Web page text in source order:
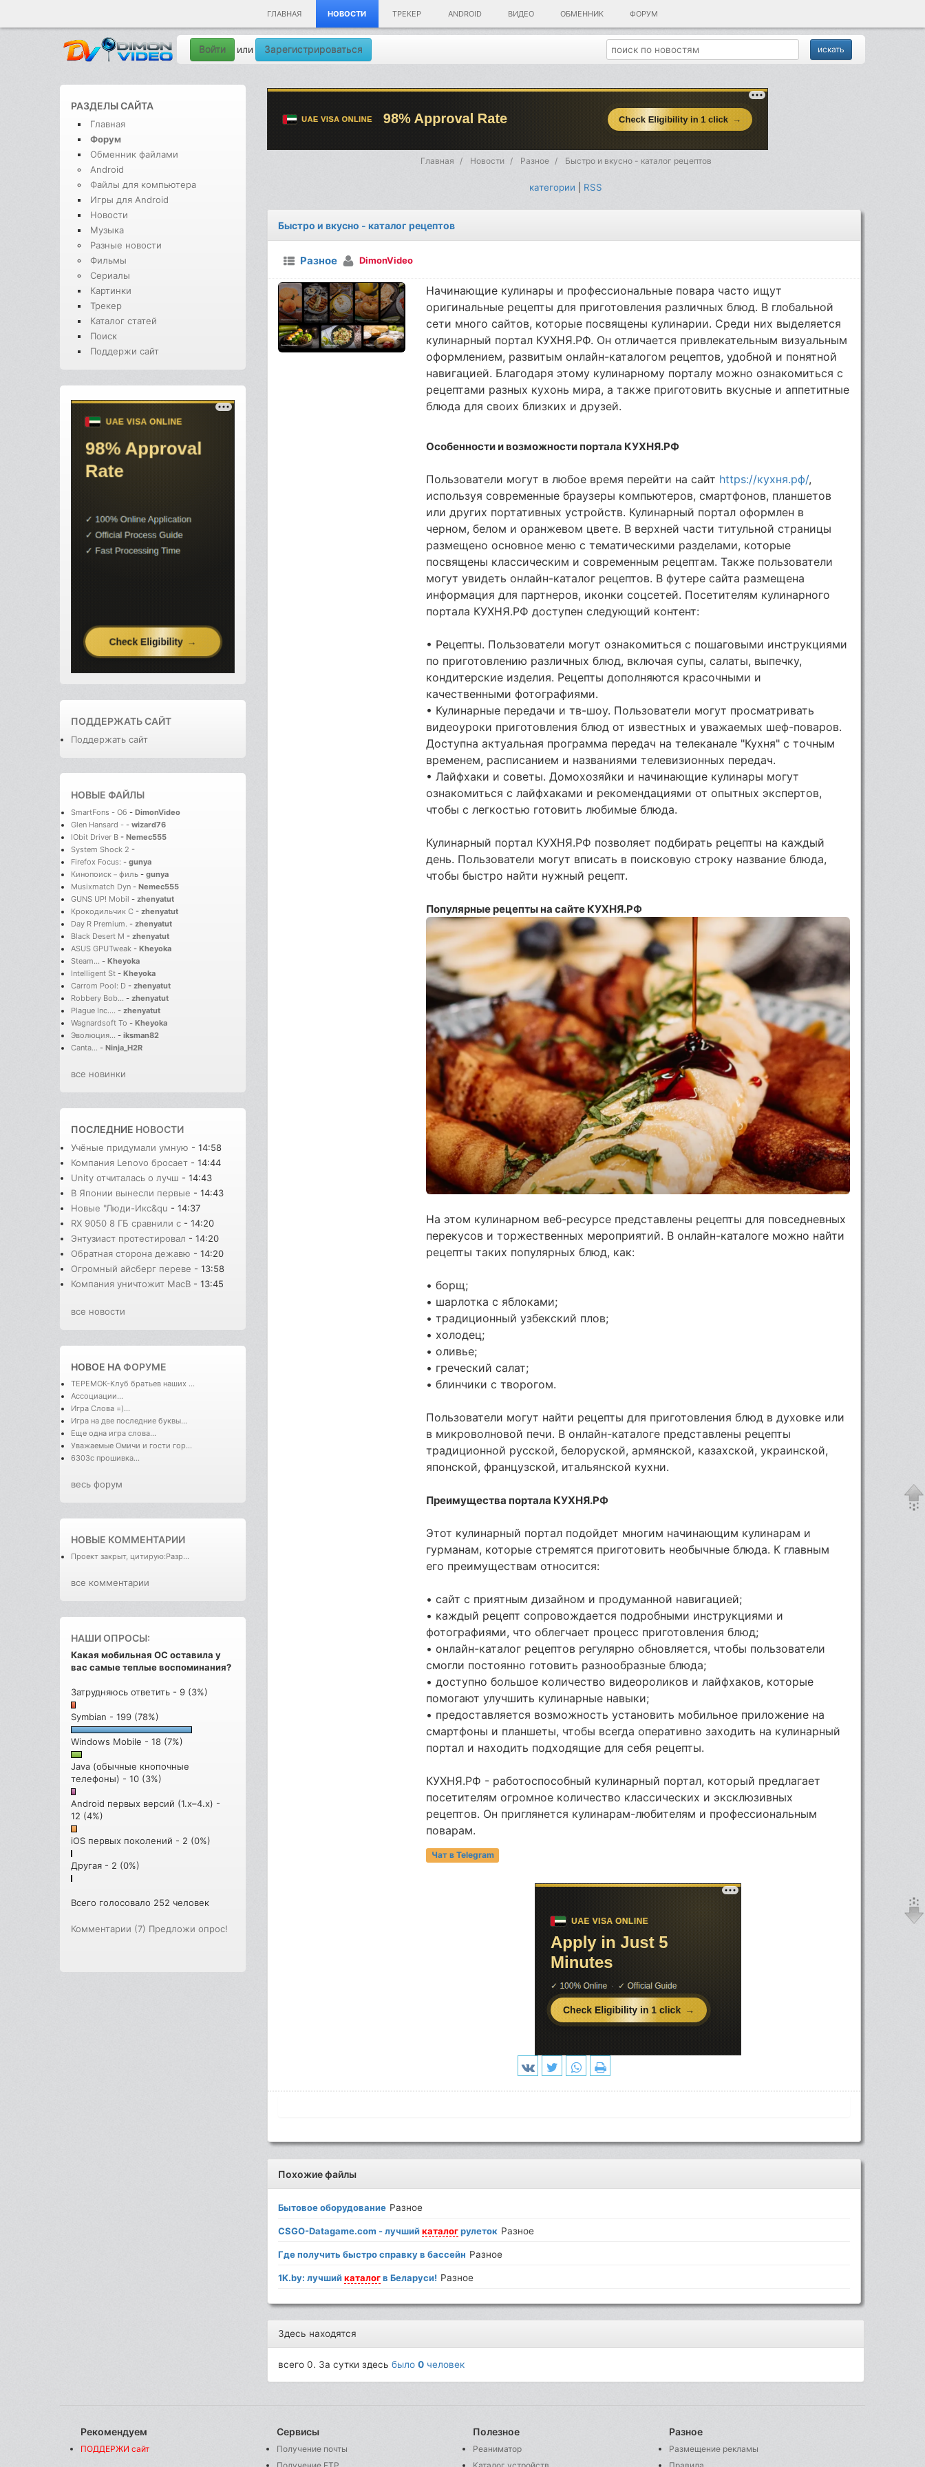
ГЛАВНАЯ НОВОСТИ ТРЕКЕР ANDROID ВИДЕО ОБМЕННИК ФОРУМ
Войти или Зарегистрироваться
РАЗДЕЛЫ САЙТА
Главная
Форум
Обменник файлами
Android
Файлы для компьютера
Игры для Android
Новости
Музыка
Разные новости
Фильмы
Сериалы
Картинки
Трекер
Каталог статей
Поиск
Поддержи сайт
ПОДДЕРЖАТЬ САЙТ
Поддержать сайт
НОВЫЕ ФАЙЛЫ
SmartFons - Об - DimonVideo
Glen Hansard - - wizard76
IObit Driver B - Nemec555
System Shock 2 -
Firefox Focus: - gunya
Кинопоиск－филь - gunya
Musixmatch Dyn - Nemec555
GUNS UP! Mobil - zhenyatut
Крокодильчик С - zhenyatut
Day R Premium. - zhenyatut
Black Desert M - zhenyatut
ASUS GPUTweak - Kheyoka
Steam... - Kheyoka
Intelligent St - Kheyoka
Carrom Pool: D - zhenyatut
Robbery Bob... - zhenyatut
Plague Inc.... - zhenyatut
Wagnardsoft To - Kheyoka
Эволюция... - iksman82
Canta... - Ninja_H2R
все новинки
ПОСЛЕДНИЕ НОВОСТИ
Учёные придумали умную - 14:58
Компания Lenovo бросает - 14:44
Unity отчиталась о лучш - 14:43
В Японии вынесли первые - 14:43
Новые "Люди-Икс&qu - 14:37
RX 9050 8 ГБ сравнили с - 14:20
Энтузиаст протестировал - 14:20
Обратная сторона дежавю - 14:20
Огромный айсберг переве - 13:58
Компания уничтожит MacB - 13:45
все новости
НОВОЕ НАФОРУМЕ
ТЕРЕМОК-Клуб братьев наших ...
Ассоциации...
Игра Слова =)...
Игра на две последние буквы...
Еще одна игра слова...
Уважаемые Омичи и гости гор...
6303с прошивка...
весь форум
НОВЫЕ КОММЕНТАРИИ
Проект закрыт, цитирую:Разр...
все комментарии
НАШИ ОПРОСЫ:
Какая мобильная ОС оставила у
вас самые теплые воспоминания?
Затрудняюсь ответить - 9 (3%)
Symbian - 199 (78%)
Windows Mobile - 18 (7%)
Java (обычные кнопочные
телефоны) - 10 (3%)
Android первых версий (1.x–4.x) -
12 (4%)
iOS первых поколений - 2 (0%)
Другая - 2 (0%)
Всего голосовало 252 человек
Комментарии (7) Предложи опрос!
Главная Новости Разное Быстро и вкусно - каталог рецептов
категории RSS
Быстро и вкусно - каталог рецептов
Разное DimonVideo
Начинающие кулинары и профессиональные повара часто ищут
оригинальные рецепты для приготовления различных блюд. В глобальной
сети много сайтов, которые посвящены кулинарии. Среди них выделяется
кулинарный портал КУХНЯ.РФ. Он отличается привлекательным визуальным
оформлением, развитым онлайн-каталогом рецептов, удобной и понятной
навигацией. Благодаря этому кулинарному порталу можно ознакомиться с
рецептами разных кухонь мира, а также приготовить вкусные и аппетитные
блюда для своих близких и друзей.
Особенности и возможности портала КУХНЯ.РФ
Пользователи могут в любое время перейти на сайт https://кухня.рф/,
используя современные браузеры компьютеров, смартфонов, планшетов
или других портативных устройств. Кулинарный портал оформлен в
черном, белом и оранжевом цвете. В верхней части титульной страницы
размещено основное меню с тематическими разделами, которые
посвящены классическим и современным рецептам. Также пользователи
могут увидеть онлайн-каталог рецептов. В футере сайта размещена
информация для партнеров, иконки соцсетей. Посетителям кулинарного
портала КУХНЯ.РФ доступен следующий контент:
• Рецепты. Пользователи могут ознакомиться с пошаговыми инструкциями
по приготовлению различных блюд, включая супы, салаты, выпечку,
кондитерские изделия. Рецепты дополняются красочными и
качественными фотографиями.
• Кулинарные передачи и тв-шоу. Пользователи могут просматривать
видеоуроки приготовления блюд от известных и уважаемых шеф-поваров.
Доступна актуальная программа передач на телеканале "Кухня" с точным
временем, расписанием и названиями телевизионных передач.
• Лайфхаки и советы. Домохозяйки и начинающие кулинары могут
ознакомиться с лайфхаками и рекомендациями от опытных экспертов,
чтобы с легкостью готовить любимые блюда.
Кулинарный портал КУХНЯ.РФ позволяет подбирать рецепты на каждый
день. Пользователи могут вписать в поисковую строку название блюда,
чтобы быстро найти нужный рецепт.
Популярные рецепты на сайте КУХНЯ.РФ
На этом кулинарном веб-ресурсе представлены рецепты для повседневных
перекусов и торжественных мероприятий. В онлайн-каталоге можно найти
рецепты таких популярных блюд, как:
• борщ;
• шарлотка с яблоками;
• традиционный узбекский плов;
• холодец;
• оливье;
• греческий салат;
• блинчики с творогом.
Пользователи могут найти рецепты для приготовления блюд в духовке или
в микроволновой печи. В онлайн-каталоге представлены рецепты
традиционной русской, белоруской, армянской, казахской, украинской,
японской, французской, итальянской кухни.
Преимущества портала КУХНЯ.РФ
Этот кулинарный портал подойдет многим начинающим кулинарам и
гурманам, которые стремятся приготовить необычные блюда. К главным
его преимуществам относится:
• сайт с приятным дизайном и продуманной навигацией;
• каждый рецепт сопровождается подробными инструкциями и
фотографиями, что облегчает процесс приготовления блюд;
• онлайн-каталог рецептов регулярно обновляется, чтобы пользователи
смогли постоянно готовить разнообразные блюда;
• доступно большое количество видеороликов и лайфхаков, которые
помогают улучшить кулинарные навыки;
• предоставляется возможность установить мобильное приложение на
смартфоны и планшеты, чтобы всегда оперативно заходить на кулинарный
портал и находить подходящие для себя рецепты.
КУХНЯ.РФ - работоспособный кулинарный портал, который предлагает
посетителям огромное количество классических и эксклюзивных
рецептов. Он приглянется кулинарам-любителям и профессиональным
поварам.
Чат в Telegram
Похожие файлы
Бытовое оборудование Разное
CSGO-Datagame.com - лучшийкаталогрулеток Разное
Где получить быстро справку в бассейн Разное
1K.by: лучшийкаталогв Беларуси! Разное
Здесь находятся
всего 0. За сутки здесьбыло0 человек
Рекомендуем
ПОДДЕРЖИ сайт
Сервисы
Получение почты
Полезное
Реаниматор
Разное
Размещение рекламы